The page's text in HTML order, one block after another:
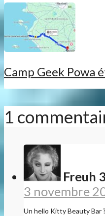
Camp Geek Powa
1
Freuh
3 novembre
Un hello Kitty Beauty Bar